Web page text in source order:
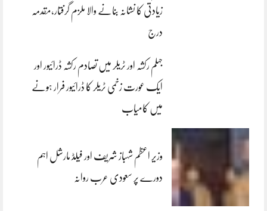
زیادتی کا نشانہ بنانے والا ملزم گرفتار،مقدمہ
درج
جہلم رکشہ اور ٹریلر میں تصادم رکشہ ڈرائیور اور
ایک عورت زخمی ٹریلر کا ڈرائیور فرار ہونے
میں کامیاب
وزیر اعظم شہباز شریف اور فیلڈ مارشل اہم
دورے پر سعودی عرب روانہ